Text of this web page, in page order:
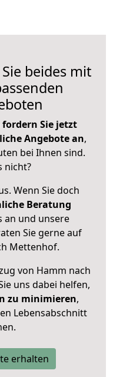
beides mit
fordern Sie jetzt
Angebote an,
bei Ihnen sind.
nicht?
Wenn Sie doch
Beratung
an und unsere
Sie gerne auf
Mettenhof.
von Hamm nach
uns dabei helfen,
zu minimieren,
Lebensabschnitt
erhalten